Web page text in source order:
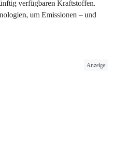
verfügbaren Kraftstoffen.
um Emissionen – und
Anzeige